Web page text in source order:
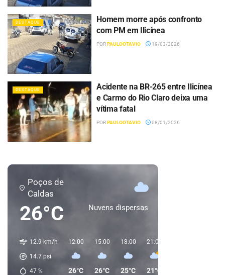
DESTAQUE
Homem morre após confronto
com PM em Ilicínea
PORPAULOOTAVIO 19/03/2026
DESTAQUE
Acidente na BR-265 entre Ilicínea
e Carmo do Rio Claro deixa uma
vítima fatal
PORPAULOOTAVIO 08/01/2026
Poços de
Caldas
26°C Nuvens dispersas
12.9 km/h
14.7 psi
47 %
12:00
26°C
15:00
26°C
18:00
25°C
21:00
21°C